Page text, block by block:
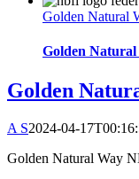
Golden Natural
Golden
Golden
A S2024-04-
Golden Natural Way